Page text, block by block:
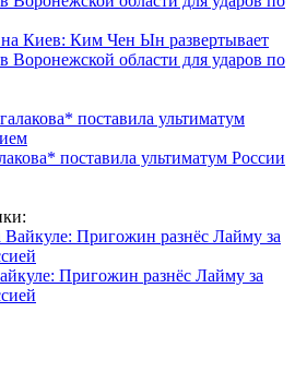
Киев: Ким Чен Ын развертывает
Воронежской области для ударов по
поставила ультиматум России
Пригожин разнёс Лайму за